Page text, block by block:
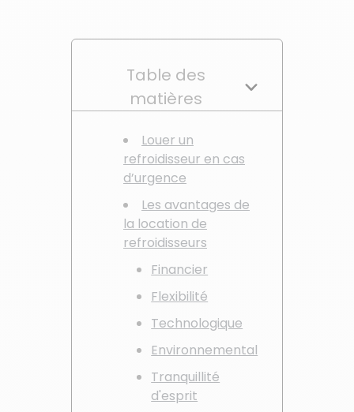
Table des
matières
Louer un
refroidisseur en cas
d’urgence
Les avantages de
la location de
refroidisseurs
Financier
Flexibilité
Technologique
Environnemental
Tranquillité
d'esprit